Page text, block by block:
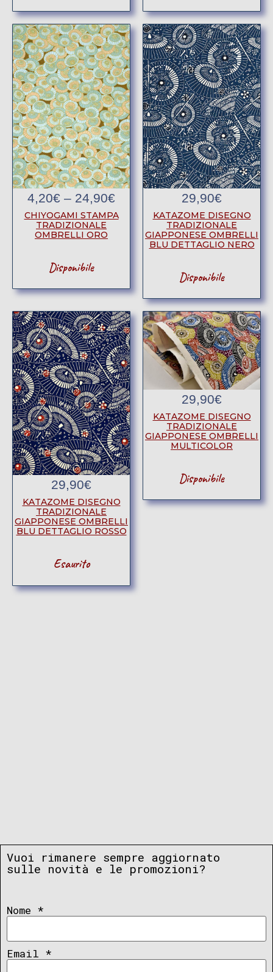
4,20€ – 24,90€
CHIYOGAMI STAMPA
TRADIZIONALE
OMBRELLI ORO
Disponibile
29,90€
KATAZOME DISEGNO
TRADIZIONALE
GIAPPONESE OMBRELLI
BLU DETTAGLIO NERO
Disponibile
29,90€
KATAZOME DISEGNO
TRADIZIONALE
GIAPPONESE OMBRELLI
BLU DETTAGLIO ROSSO
Esaurito
29,90€
KATAZOME DISEGNO
TRADIZIONALE
GIAPPONESE OMBRELLI
MULTICOLOR
Disponibile
Vuoi rimanere sempre aggiornato
sulle novità e le promozioni?
Nome *
Email *